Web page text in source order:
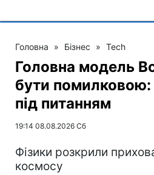
Головна » Бізнес » Tech
Головна модель
бути помилковою:
під питанням
19:14 08.08.2026 Сб
Фізики розкрили
космосу